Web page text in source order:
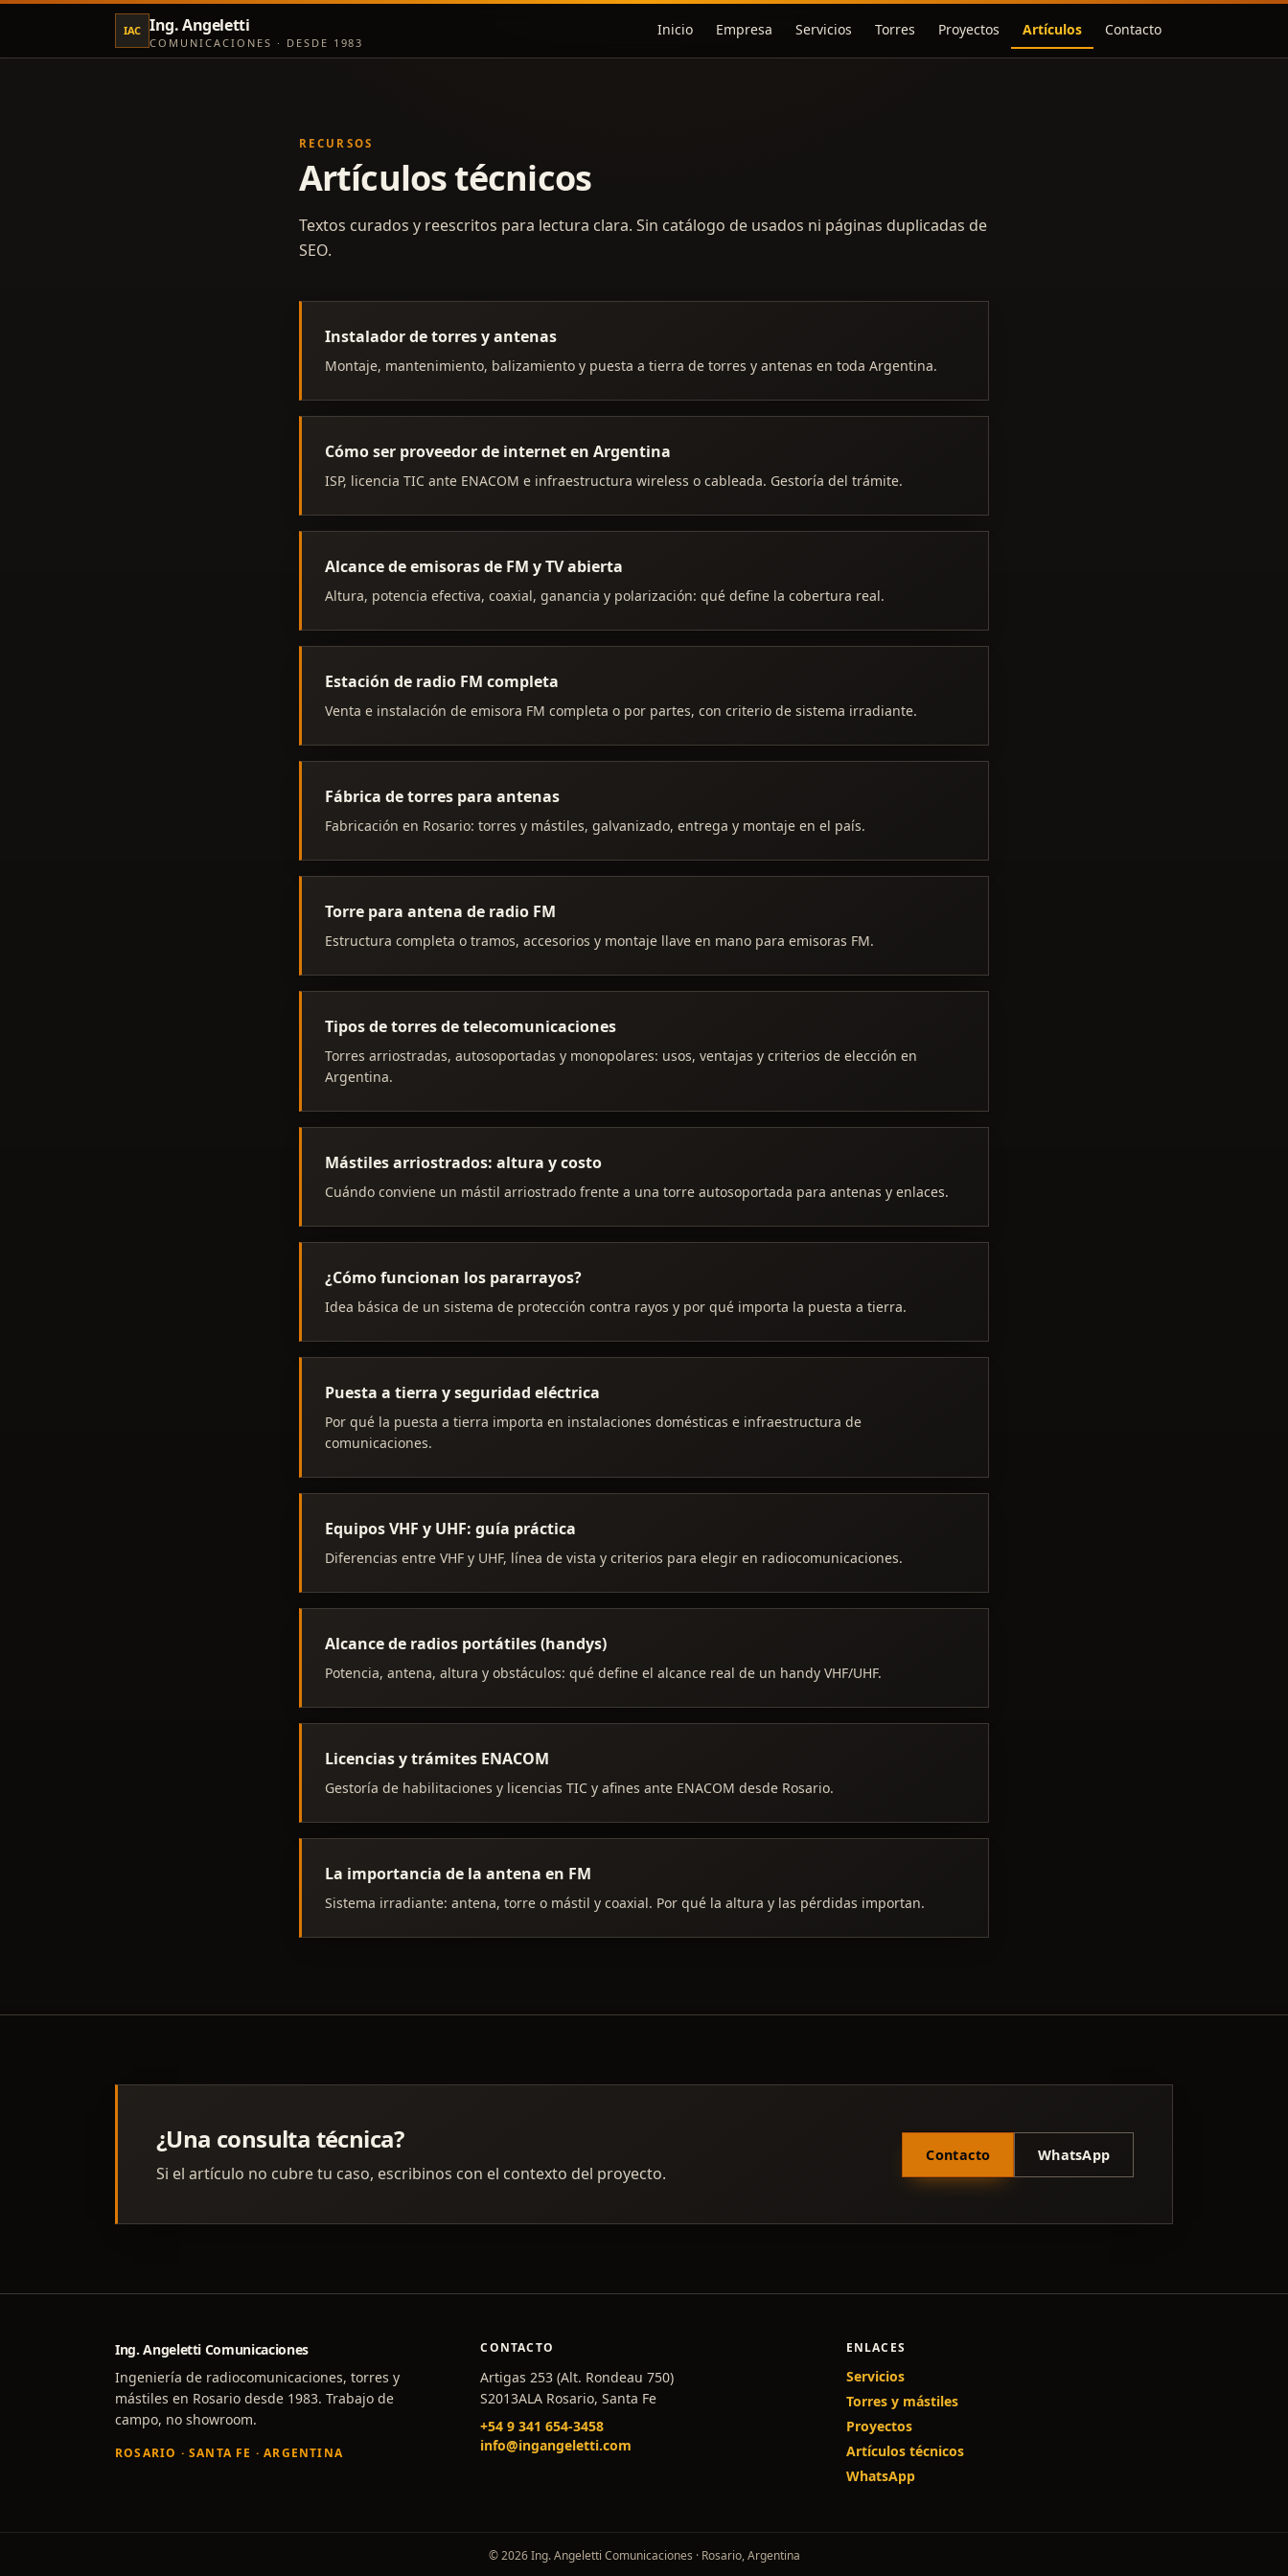
IAC Ing. Angeletti
COMUNICACIONES · DESDE 1983
Inicio Empresa Servicios Torres Proyectos Artículos Contacto
RECURSOS
Artículos técnicos
Textos curados y reescritos para lectura clara. Sin catálogo de usados ni páginas duplicadas de
SEO.
Instalador de torres y antenas
Montaje, mantenimiento, balizamiento y puesta a tierra de torres y antenas en toda Argentina.
Cómo ser proveedor de internet en Argentina
ISP, licencia TIC ante ENACOM e infraestructura wireless o cableada. Gestoría del trámite.
Alcance de emisoras de FM y TV abierta
Altura, potencia efectiva, coaxial, ganancia y polarización: qué define la cobertura real.
Estación de radio FM completa
Venta e instalación de emisora FM completa o por partes, con criterio de sistema irradiante.
Fábrica de torres para antenas
Fabricación en Rosario: torres y mástiles, galvanizado, entrega y montaje en el país.
Torre para antena de radio FM
Estructura completa o tramos, accesorios y montaje llave en mano para emisoras FM.
Tipos de torres de telecomunicaciones
Torres arriostradas, autosoportadas y monopolares: usos, ventajas y criterios de elección en
Argentina.
Mástiles arriostrados: altura y costo
Cuándo conviene un mástil arriostrado frente a una torre autosoportada para antenas y enlaces.
¿Cómo funcionan los pararrayos?
Idea básica de un sistema de protección contra rayos y por qué importa la puesta a tierra.
Puesta a tierra y seguridad eléctrica
Por qué la puesta a tierra importa en instalaciones domésticas e infraestructura de
comunicaciones.
Equipos VHF y UHF: guía práctica
Diferencias entre VHF y UHF, línea de vista y criterios para elegir en radiocomunicaciones.
Alcance de radios portátiles (handys)
Potencia, antena, altura y obstáculos: qué define el alcance real de un handy VHF/UHF.
Licencias y trámites ENACOM
Gestoría de habilitaciones y licencias TIC y afines ante ENACOM desde Rosario.
La importancia de la antena en FM
Sistema irradiante: antena, torre o mástil y coaxial. Por qué la altura y las pérdidas importan.
¿Una consulta técnica?
Si el artículo no cubre tu caso, escribinos con el contexto del proyecto.
Contacto WhatsApp
Ing. Angeletti Comunicaciones
Ingeniería de radiocomunicaciones, torres y
mástiles en Rosario desde 1983. Trabajo de
campo, no showroom.
ROSARIO · SANTA FE · ARGENTINA
CONTACTO
Artigas 253 (Alt. Rondeau 750)
S2013ALA Rosario, Santa Fe
+54 9 341 654-3458
info@ingangeletti.com
ENLACES
Servicios
Torres y mástiles
Proyectos
Artículos técnicos
WhatsApp
© 2026 Ing. Angeletti Comunicaciones · Rosario, Argentina